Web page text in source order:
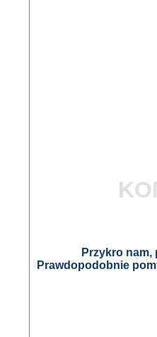
Przykro
Prawdopodobnie